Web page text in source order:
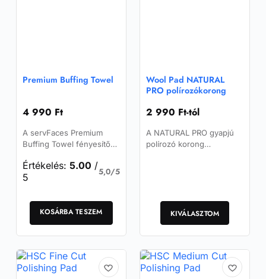
Premium Buffing Towel
4 990 Ft
A servFaces Premium
Buffing Towel fényesítő
vastag mikroszálas kendő
sokoldalú, kiváló
Értékelés: 5.00 /
5
5,0/5
KOSÁRBA TESZEM
Wool Pad NATURAL
PRO polírozókorong
2 990 Ft-tól
A NATURAL PRO gyapjú
polírozó korong
KIVÁLASZTOM
Ennek
terméknek
több
variációja
van.
A